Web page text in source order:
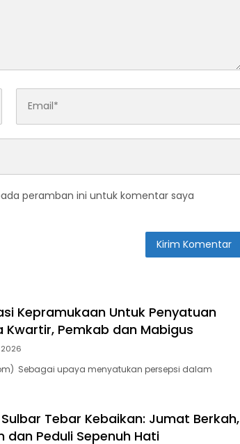
peramban ini untuk komentar saya
Kepramukaan Untuk Penyatuan
Kwartir, Pemkab dan Mabigus
Sebagai upaya menyatukan persepsi dalam
Tebar Kebaikan: Jumat Berkah,
dan Peduli Sepenuh Hati